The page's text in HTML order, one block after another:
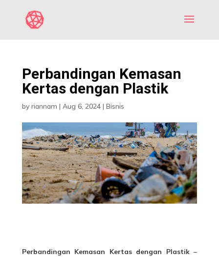
Perbandingan Kemasan
Kertas dengan Plastik
by riannam | Aug 6, 2024| Bisnis
Perbandingan Kemasan Kertas dengan Plastik–